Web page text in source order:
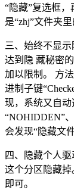
“隐藏”复选框
是“zhj”文件夹
三、始终不显
达到隐 藏秘密
加以限制。 方
进制子键
现，系统又自动
“NOHIDDEN”
会发现“隐藏文
四、隐藏个人
这个分区隐藏掉
即可。